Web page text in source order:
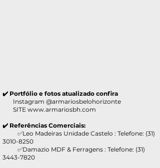
✔️ Portfólio e fotos atualizado confira
Instagram @armariosbelohorizonte
SITE www.armariosbh.com
✔️ Referências Comerciais:
✅Leo Madeiras Unidade Castelo : Telefone: (31)
3010-8250
✅Damazio MDF & Ferragens : Telefone: (31)
3443-7820